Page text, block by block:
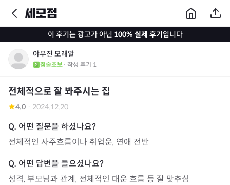
이 후기는 광고가 아닌 100% 실제 후기입니다
야무진 모래알
점술초보· 작성 후기 1
전체적으로 잘 봐주시는 집
4.0 · 2024.12.20
전체적인 사주흐름이나 취업운, 연애 전반
성격, 부모님과 관계, 전체적인 대운 흐름 등 잘 맞추심